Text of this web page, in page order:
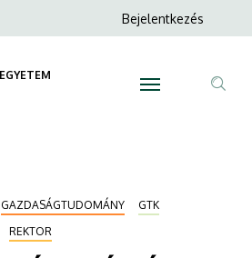
Anonim
menüje
Bejelentkezés
GAZDASÁGTUDOMÁNY
GTK
REKTOR